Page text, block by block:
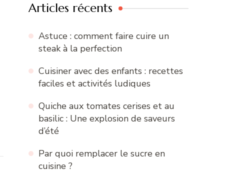
Articles récents
Astuce : comment faire cuire un
steak à la perfection
Cuisiner avec des enfants : recettes
faciles et activités ludiques
Quiche aux tomates cerises et au
basilic : Une explosion de saveurs
d’été
Par quoi remplacer le sucre en
cuisine ?